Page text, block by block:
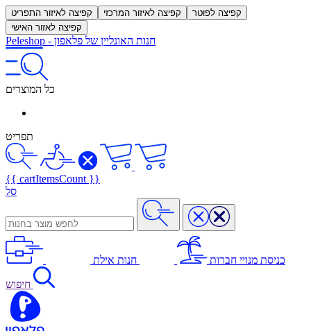
קפיצה לאיזור התפריט קפיצה לאיזור המרכזי
קפיצה לפוטר
קפיצה לאזור האישי
Peleshop - חנות האונליין של פלאפון
כל המוצרים
תפריט
{{ cartItemsCount }}
סל
כניסת מנויי חברות חנות אילת
חיפוש